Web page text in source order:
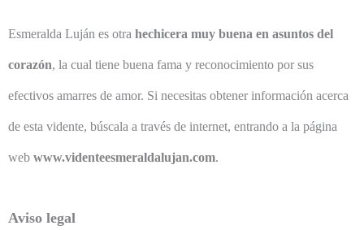
Esmeralda Luján es otra hechicera muy buena en asuntos del
corazón, la cual tiene buena fama y reconocimiento por sus
efectivos amarres de amor. Si necesitas obtener información acerca
de esta vidente, búscala a través de internet, entrando a la página
web www.videnteesmeraldalujan.com.
Aviso legal